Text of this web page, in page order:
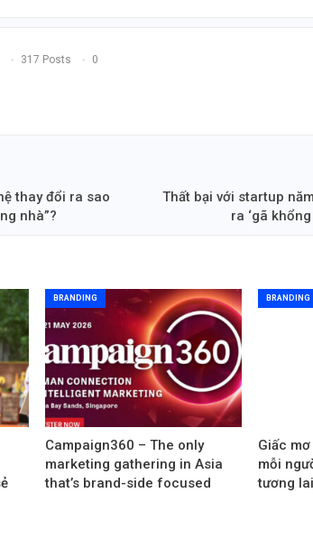
317 Posts 0
thay đổi ra sao
nhà”?
Thất bại với startup
ra ‘gã
BRANDING
Campaign360 – The only
marketing gathering in Asia
that’s brand-side focused
BRANDING
Giấc
mỗi
tương